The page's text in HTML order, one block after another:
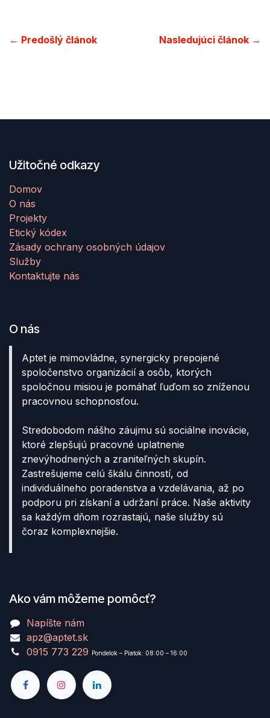
← Predošlý článok Nasledujúci článok →
Užitočné odkazy
Domov
O nás
Projekty
Etický kódex
Zásady ochrany osobných údajov
Služby
Kontaktujte nás
O nás
Aptet je mimovládne, synergicky prepojené
spoločenstvo organizácií a osôb, ktorých
spoločnou misiou je pomáhať ľuďom so zníženou
pracovnou schopnosťou.
Stredobodom nášho záujmu sú sociálne inovácie,
ktoré zlepšujú pracovné uplatnenie
znevýhodnených a zraniteľných skupín.
Zastrešujeme celú škálu činností, od
individuálneho poradenstva a vzdelávania, až po
podporu pri získaní a udržaní práce. Naše aktivity
sa každým dňom rozrastajú, naše služby sú
čoraz komplexnejšie.
Ako vám môžeme pomôcť?
Napíšte nám
apz@aptet.sk
0915 773 229 Pondelok – Piatok: 08:00 – 16:00